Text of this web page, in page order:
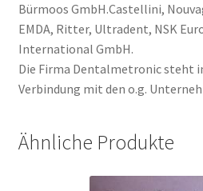
Bürmoos GmbH.Castellini,
EMDA, Ritter, Ultradent, NSK
International GmbH.
Die Firma Dentalmetronic steht
Verbindung mit den o.g.
Ähnliche Produkte